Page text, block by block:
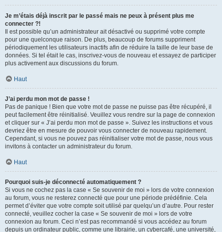
Je m’étais déjà inscrit par le passé mais ne peux à présent plus me
connecter ?!
Il est possible qu’un administrateur ait désactivé ou supprimé votre compte
pour une quelconque raison. De plus, beaucoup de forums suppriment
périodiquement les utilisateurs inactifs afin de réduire la taille de leur base de
données. Si tel était le cas, inscrivez-vous de nouveau et essayez de participer
plus activement aux discussions du forum.
Haut
J’ai perdu mon mot de passe !
Pas de panique ! Bien que votre mot de passe ne puisse pas être récupéré, il
peut facilement être réinitialisé. Veuillez vous rendre sur la page de connexion
et cliquer sur « J’ai perdu mon mot de passe ». Suivez les instructions et vous
devriez être en mesure de pouvoir vous connecter de nouveau rapidement.
Cependant, si vous ne pouvez pas réinitialiser votre mot de passe, nous vous
invitons à contacter un administrateur du forum.
Haut
Pourquoi suis-je déconnecté automatiquement ?
Si vous ne cochez pas la case « Se souvenir de moi » lors de votre connexion
au forum, vous ne resterez connecté que pour une période prédéfinie. Cela
permet d’éviter que votre compte soit utilisé par quelqu’un d’autre. Pour rester
connecté, veuillez cocher la case « Se souvenir de moi » lors de votre
connexion au forum. Ceci n’est pas recommandé si vous accédez au forum
depuis un ordinateur public, comme une librairie, un cybercafé, une université,